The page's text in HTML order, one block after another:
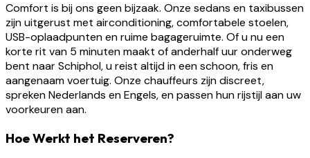
Comfort is bij ons geen bijzaak. Onze sedans en taxibussen
zijn uitgerust met airconditioning, comfortabele stoelen,
USB-oplaadpunten en ruime bagageruimte. Of u nu een
korte rit van 5 minuten maakt of anderhalf uur onderweg
bent naar Schiphol, u reist altijd in een schoon, fris en
aangenaam voertuig. Onze chauffeurs zijn discreet,
spreken Nederlands en Engels, en passen hun rijstijl aan uw
voorkeuren aan.
Hoe Werkt het Reserveren?